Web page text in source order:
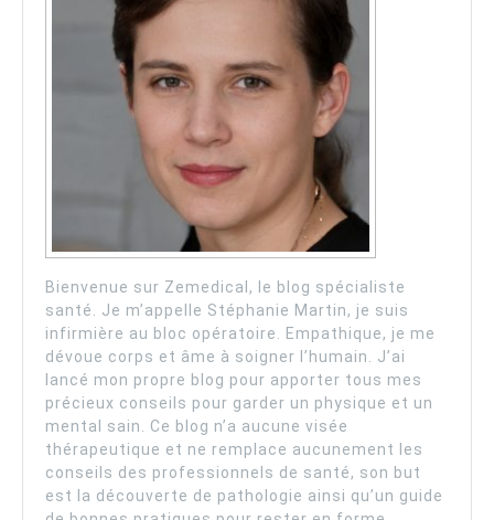
Bienvenue sur Zemedical, le blog spécialiste
santé. Je m’appelle Stéphanie Martin, je suis
infirmière au bloc opératoire. Empathique, je me
dévoue corps et âme à soigner l’humain. J’ai
lancé mon propre blog pour apporter tous mes
précieux conseils pour garder un physique et un
mental sain. Ce blog n’a aucune visée
thérapeutique et ne remplace aucunement les
conseils des professionnels de santé, son but
est la découverte de pathologie ainsi qu’un guide